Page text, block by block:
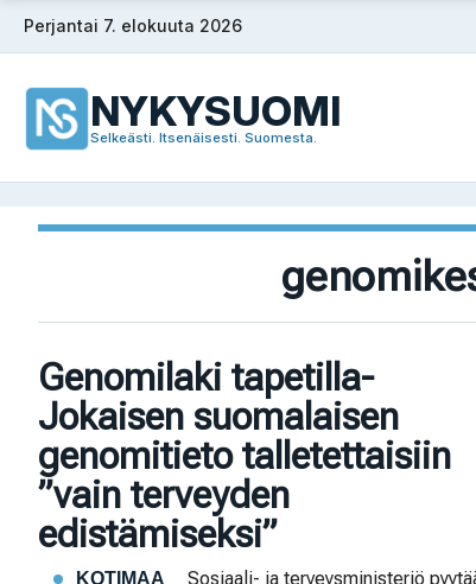
Siirry
sisältöön
Perjantai 7. elokuuta 2026
NYKYSUOMI
Selkeästi. Itsenäisesti. Suomesta.
Genomilaki tapetilla-
Jokaisen suomalaisen
genomitieto talletettaisiin
”vain terveyden
edistämiseksi”
KOTIMAA
Sosiaali- ja terveysministeriö